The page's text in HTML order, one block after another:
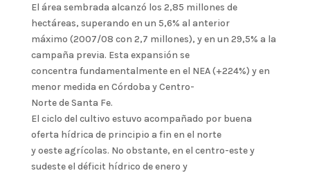
El área sembrada alcanzó los 2,85 millones de
hectáreas, superando en un 5,6% al anterior
máximo (2007/08 con 2,7 millones), y en un 29,5% a la
campaña previa. Esta expansión se
concentra fundamentalmente en el NEA (+224%) y en
menor medida en Córdoba y Centro-
Norte de Santa Fe.
El ciclo del cultivo estuvo acompañado por buena
oferta hídrica de principio a fin en el norte
y oeste agrícolas. No obstante, en el centro-este y
sudeste el déficit hídrico de enero y